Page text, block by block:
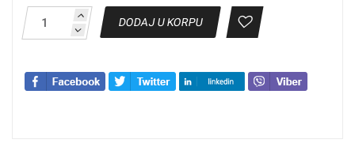
DODAJ U KORPU